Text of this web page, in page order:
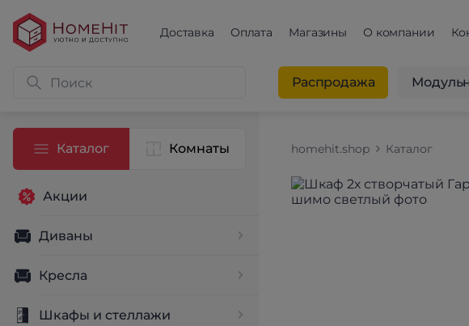
Доставка Оплата Магазины О компании
Распродажа
Каталог Комнаты
Акции
Диваны
Кресла
Шкафы и стеллажи
homehit.shop Каталог